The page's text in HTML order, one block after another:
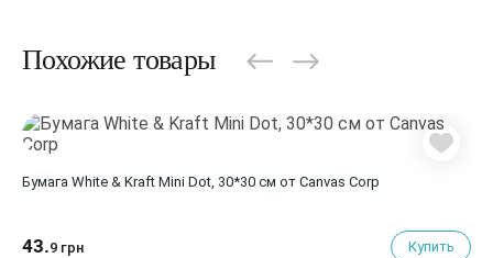
Похожие товары
Бумага White & Kraft Mini Dot, 30*30 см от Canvas Corp
43.9 грн Купить